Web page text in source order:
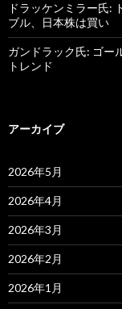
ドラッケンミラー氏:
ブル、日本株は買い
ガンドラック氏: ゴー
トレンド
アーカイブ
2026年5月
2026年4月
2026年3月
2026年2月
2026年1月